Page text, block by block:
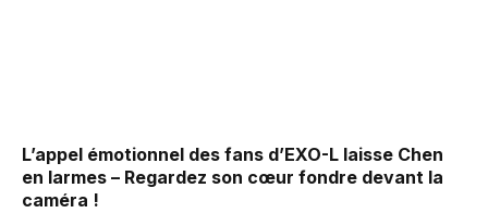
L’appel émotionnel des fans d’EXO-L laisse Chen
en larmes – Regardez son cœur fondre devant la
caméra !